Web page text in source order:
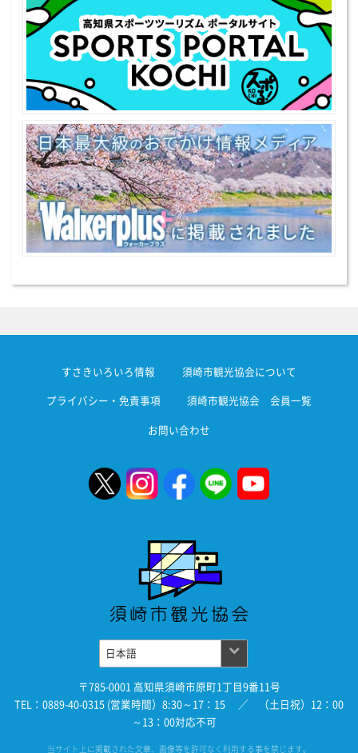
すさきいろいろ情報 須崎市観光協会について
プライバシー・免責事項 須崎市観光協会 会員一覧
お問い合わせ
〒785-0001 高知県須崎市原町1丁目9番11号
TEL：0889-40-0315 (営業時間）8:30～17：15 ／ （土日祝）12：00
～13：00対応不可
当サイト上に掲載された文章、画像等を許可なく利用する事を禁じます。